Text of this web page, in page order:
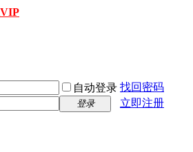
自动登录 找回密码
登录
立即注册